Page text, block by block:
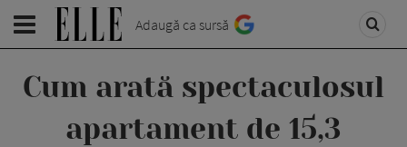
Adaugă ca sursă
Cum arată spectaculosul
apartament de 15,3